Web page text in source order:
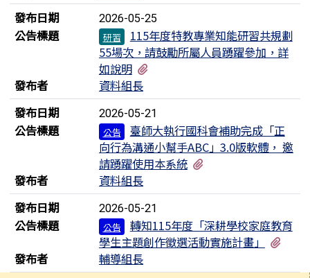
發布日期
2026-05-25
公告標題 研習
115年度特教專業知能研習共規劃
55場次，請鼓勵所屬人員踴躍參加，詳
如說明
發布者
資料組長
發布日期
2026-05-21
公告標題 公告
臺師大執行國科會補助完成「正
向行為溝通小幫手ABC」3.0版軟體， 邀
請踴躍使用本系統
發布者
資料組長
發布日期
2026-05-21
公告標題 公告
轉知115年度「深耕學校家庭教育
學生主題創作徵選活動實施計畫」
發布者
輔導組長